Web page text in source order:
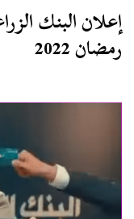
إعلان البنك
رمضان 2022